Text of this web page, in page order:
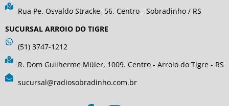
Rua Pe. Osvaldo Stracke, 56. Centro - Sobradinho / RS
SUCURSAL ARROIO DO TIGRE
(51) 3747-1212
R. Dom Guilherme Müler, 1009. Centro - Arroio do Tigre - RS
sucursal@radiosobradinho.com.br